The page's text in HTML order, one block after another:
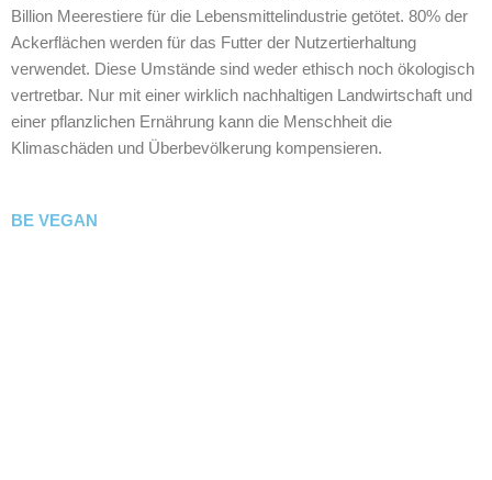
Billion Meerestiere für die Lebensmittelindustrie getötet. 80% der
Ackerflächen werden für das Futter der Nutzertierhaltung
verwendet. Diese Umstände sind weder ethisch noch ökologisch
vertretbar. Nur mit einer wirklich nachhaltigen Landwirtschaft und
einer pflanzlichen Ernährung kann die Menschheit die
Klimaschäden und Überbevölkerung kompensieren.
BE VEGAN